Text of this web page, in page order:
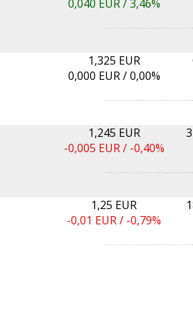
0,040 EUR /3,46%
1,325 EUR
0,000 EUR /0,00%
1,245 EUR
-0,005 EUR / -0,40%
1,25 EUR
-0,01 EUR / -0,79%